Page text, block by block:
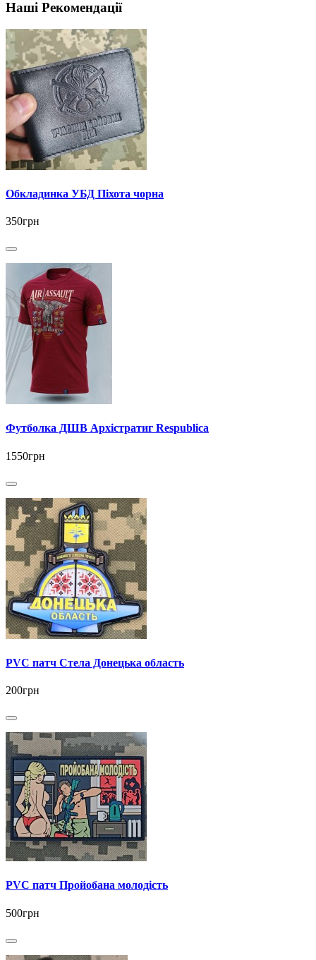
Наші Рекомендації
Обкладинка УБД Піхота чорна
350грн
Футболка ДШВ Архістратиг Respublica
1550грн
PVC патч Стела Донецька область
200грн
PVC патч Пройобана молодість
500грн